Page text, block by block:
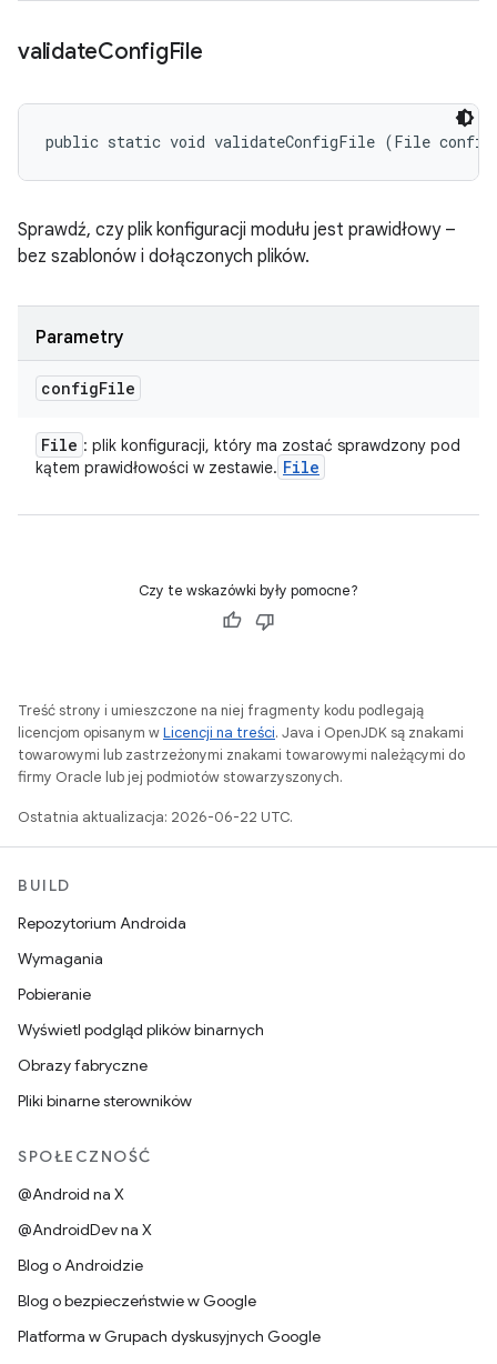
validateConfigFile
public static void validateConfigFile (File
Sprawdź, czy plik konfiguracji modułu jest prawidłowy –
bez szablonów i dołączonych plików.
Parametry
configFile
File : plik konfiguracji, który ma zostać sprawdzony pod
kątem prawidłowości w zestawie. File
Czy te wskazówki były pomocne?
Treść strony i umieszczone na niej fragmenty kodu podlegają
licencjom opisanym wLicencji na treści. Java i OpenJDK są znakami
towarowymi lub zastrzeżonymi znakami towarowymi należącymi do
firmy Oracle lub jej podmiotów stowarzyszonych.
Ostatnia aktualizacja: 2026-06-22 UTC.
BUILD
Repozytorium Androida
Wymagania
Pobieranie
Wyświetl podgląd plików binarnych
Obrazy fabryczne
Pliki binarne sterowników
SPOŁECZNOŚĆ
@Android na X
@AndroidDev na X
Blog o Androidzie
Blog o bezpieczeństwie w Google
Platforma w Grupach dyskusyjnych Google